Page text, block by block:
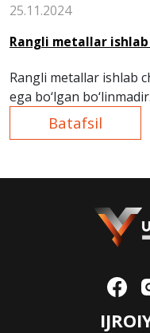
25.11.2024
Rangli metallar
Rangli metallar ishlab
ega bo‘lgan bo‘linmadir.
Batafsil